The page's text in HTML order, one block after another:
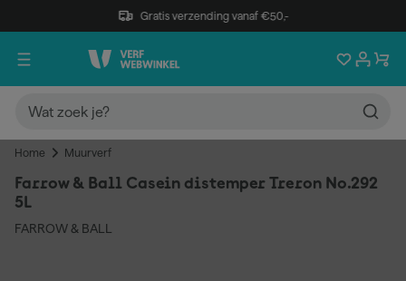
Gratis verzending vanaf €50,-
Home Muurverf
Farrow & Ball Casein distemper Treron No.292
5L
FARROW & BALL